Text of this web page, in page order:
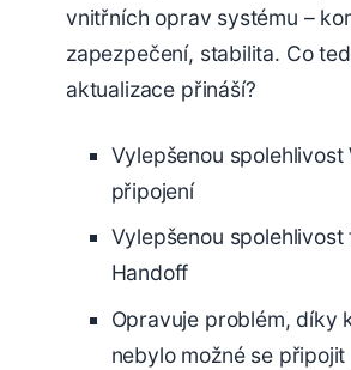
vnitřních oprav systému –
zapezpečení, stabilita. Co
aktualizace přináší?
Vylepšenou spolehlivost
připojení
Vylepšenou spolehlivost
Handoff
Opravuje problém, díky
nebylo možné se